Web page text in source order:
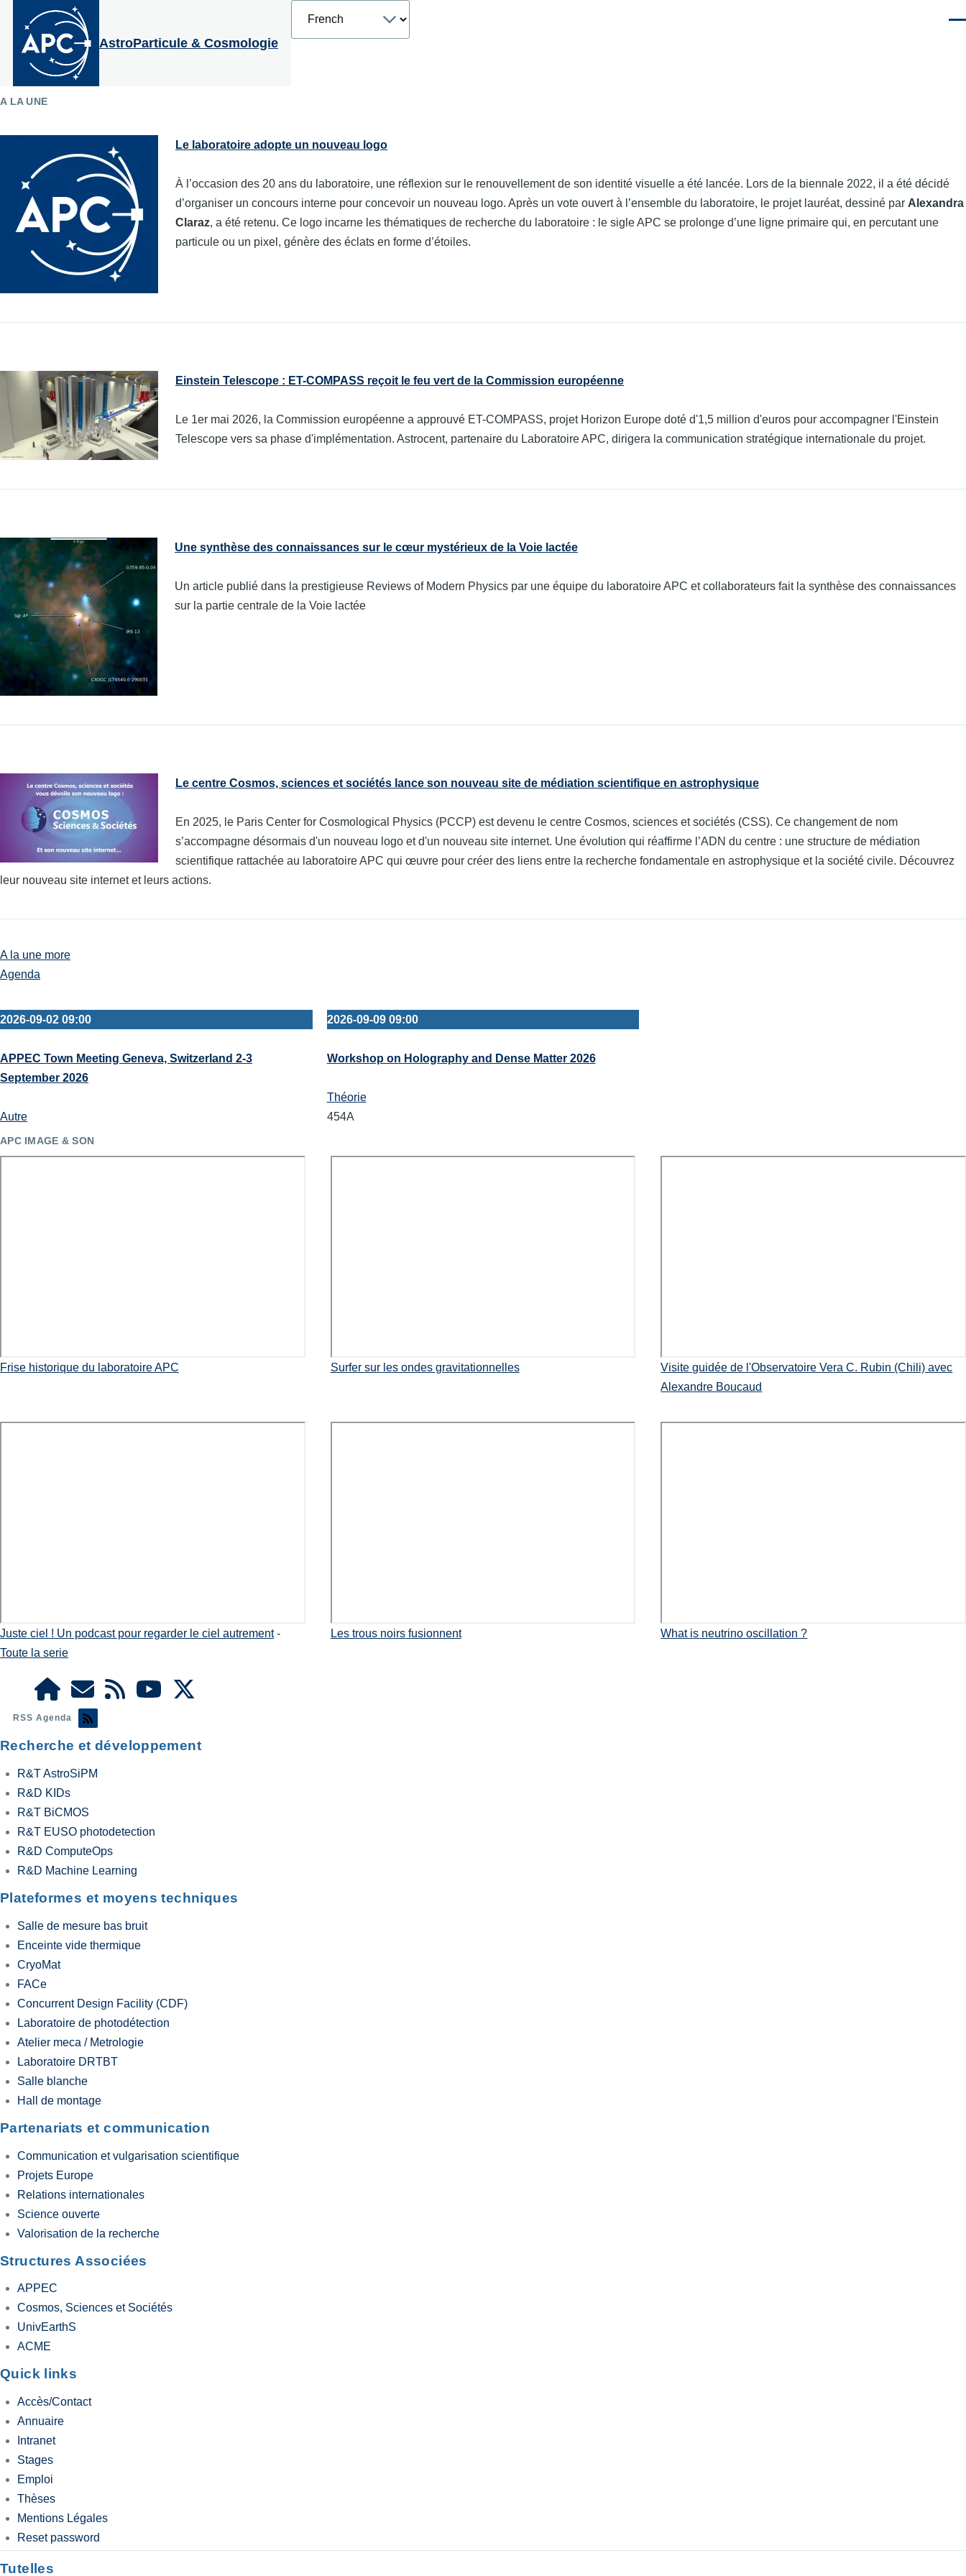
Aller au contenu principal
AstroParticule & Cosmologie
your
A LA UNE
Le laboratoire adopte un nouveau logo
À l’occasion des 20 ans du laboratoire, une réflexion sur le renouvellement de son identité visuelle a été lancée. Lors de la biennale 2022, il a été décidé
d’organiser un concours interne pour concevoir un nouveau logo. Après un vote ouvert à l’ensemble du laboratoire, le projet lauréat, dessiné par Alexandra
Claraz, a été retenu. Ce logo incarne les thématiques de recherche du laboratoire : le sigle APC se prolonge d’une ligne primaire qui, en percutant une
particule ou un pixel, génère des éclats en forme d’étoiles.
Einstein Telescope : ET-COMPASS reçoit le feu vert de la Commission européenne
Le 1er mai 2026, la Commission européenne a approuvé ET-COMPASS, projet Horizon Europe doté d'1,5 million d'euros pour accompagner l'Einstein
Telescope vers sa phase d'implémentation. Astrocent, partenaire du Laboratoire APC, dirigera la communication stratégique internationale du projet.
Une synthèse des connaissances sur le cœur mystérieux de la Voie lactée
Un article publié dans la prestigieuse Reviews of Modern Physics par une équipe du laboratoire APC et collaborateurs fait la synthèse des connaissances
sur la partie centrale de la Voie lactée
Le centre Cosmos, sciences et sociétés lance son nouveau site de médiation scientifique en astrophysique
En 2025, le Paris Center for Cosmological Physics (PCCP) est devenu le centre Cosmos, sciences et sociétés (CSS). Ce changement de nom
s’accompagne désormais d'un nouveau logo et d'un nouveau site internet. Une évolution qui réaffirme l’ADN du centre : une structure de médiation
scientifique rattachée au laboratoire APC qui œuvre pour créer des liens entre la recherche fondamentale en astrophysique et la société civile. Découvrez
leur nouveau site internet et leurs actions.
A la une more
Agenda
2026-09-02 09:00
APPEC Town Meeting Geneva, Switzerland 2-3
September 2026
Autre
2026-09-09 09:00
Workshop on Holography and Dense Matter 2026
Théorie
454A
APC IMAGE & SON
Frise historique du laboratoire APC Surfer sur les ondes gravitationnelles
Visite guidée de l'Observatoire Vera C. Rubin (Chili) avec
Alexandre Boucaud
Juste ciel ! Un podcast pour regarder le ciel autrement-
Toute la serie
Les trous noirs fusionnent What is neutrino oscillation ?
RSS Agenda
Recherche et développement
R&T AstroSiPM
R&D KIDs
R&T BiCMOS
R&T EUSO photodetection
R&D ComputeOps
R&D Machine Learning
Plateformes et moyens techniques
Salle de mesure bas bruit
Enceinte vide thermique
CryoMat
FACe
Concurrent Design Facility (CDF)
Laboratoire de photodétection
Atelier meca / Metrologie
Laboratoire DRTBT
Salle blanche
Hall de montage
Partenariats et communication
Communication et vulgarisation scientifique
Projets Europe
Relations internationales
Science ouverte
Valorisation de la recherche
Structures Associées
APPEC
Cosmos, Sciences et Sociétés
UnivEarthS
ACME
Quick links
Accès/Contact
Annuaire
Intranet
Stages
Emploi
Thèses
Mentions Légales
Reset password
Tutelles